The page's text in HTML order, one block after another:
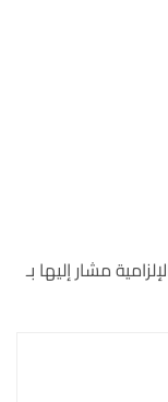
مشار إليها بـ